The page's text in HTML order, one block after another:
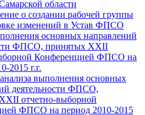
области
о создании рабочей группы
изменений в Устав ФПСО
основных направлений
ФПСО, принятых XXII
Конференцией ФПСО на
2015 г.г.
выполнения основных
деятельности ФПСО,
отчетно-выборной
ФПСО на период 2010-2015